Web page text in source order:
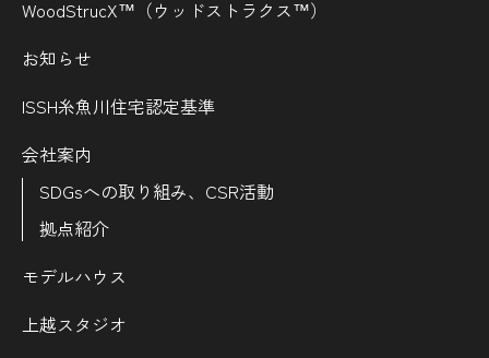
WoodStrucX™（ウッドストラクス™）
お知らせ
ISSH糸魚川住宅認定基準
会社案内
SDGsへの取り組み、CSR活動
拠点紹介
モデルハウス
上越スタジオ